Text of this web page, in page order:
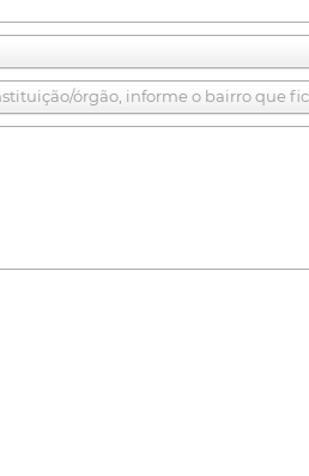
órgão, informe o bairro que